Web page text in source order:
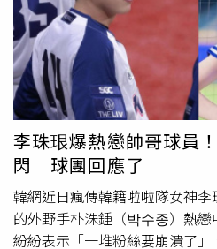
獲四壞保送，胡誠恩更是利用
急喊出暫停。然而陳啟聖的無
壘前的雙殺打，中華隊無功而
依舊是無法阻擋墨西哥攻勢，
投1.1局狂掉4分黯然退場，中
援，但內野的失誤讓中華隊再失
中華隊李秉容保送上壘，謝承濬
打，無人出局攻占一二壘，墨西
科瓦多瓦中繼，不過吳尚澄的安
中華隊打開了得分大門。滿壘無
2K，所幸科瓦多瓦的暴投，中
上壘，墨西哥換上第3任投手米
李珠珢爆熱戀帥哥球員
閃 球團回應了
韓網近日瘋傳韓籍啦啦隊女神
的外野手朴洙鍾（박수종）熱
紛紛表示「一堆粉絲要崩潰了